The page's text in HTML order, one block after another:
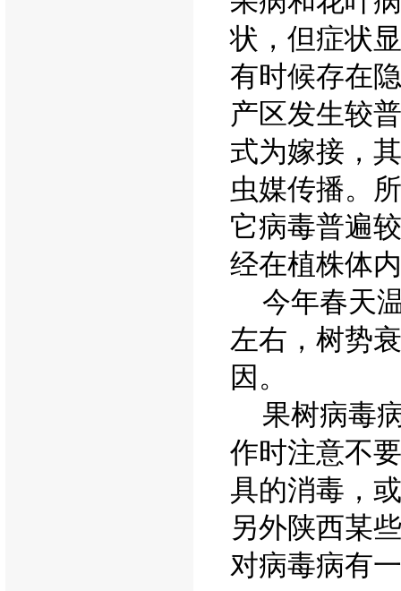
状，但症状
有时候存在
产区发生较
式为嫁接，
虫媒传播。
它病毒普遍
经在植株体
今年春天
左右，树势
因。
果树病毒
作时注意不
具的消毒，
另外陕西某
对病毒病有